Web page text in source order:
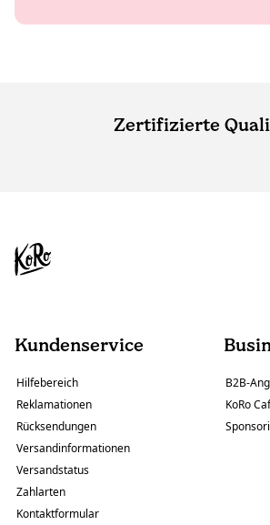
Zertifizierte
Kundenservice
Hilfebereich
Reklamationen
Rücksendungen
Versandinformationen
Versandstatus
Zahlarten
Kontaktformular
B2B-
KoRo